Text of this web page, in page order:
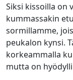
Siksi kissoilla on
kummassakin
sormillamme,
peukalon kynsi.
korkeammalla
mutta on